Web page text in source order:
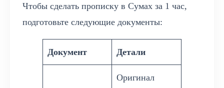
Чтобы сделать прописку в Сумах за 1 час,
подготовьте следующие документы:
Документ Детали
Оригинал